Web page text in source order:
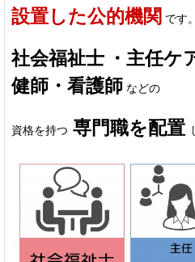
設置した公的機関 です。
社会福祉士 ・主任ケ
健師・看護師 などの
資格を持つ 専門職を配置